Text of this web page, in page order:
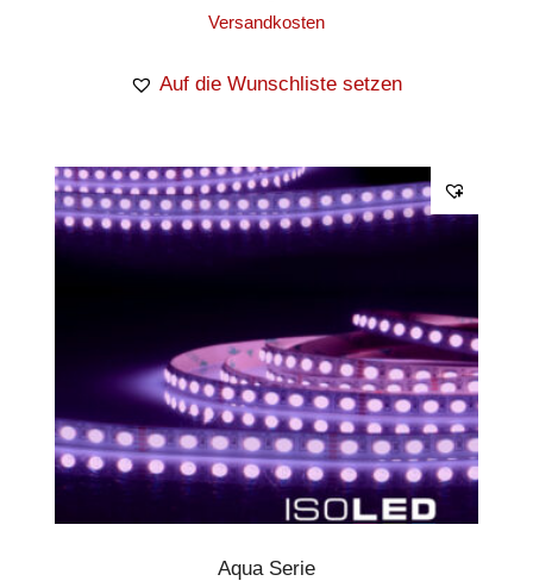
Versandkosten
Auf die Wunschliste setzen
Aqua Serie